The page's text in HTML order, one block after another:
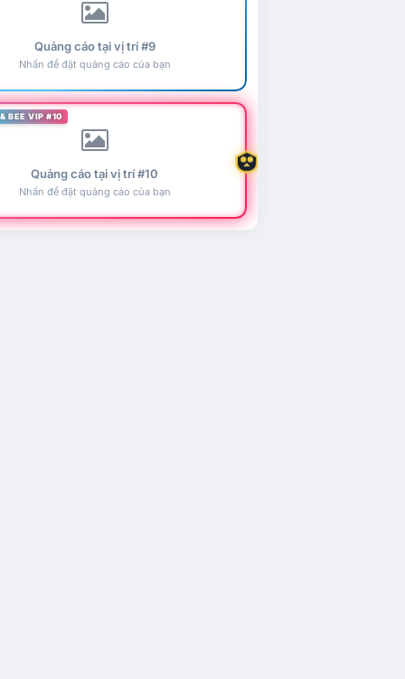
Quảng cáo tại vị trí #9
Nhấn để đặt quảng cáo của bạn
BEE VIP #10
Quảng cáo tại vị trí #10
Nhấn để đặt quảng cáo của bạn